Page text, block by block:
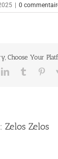
0
Choose Your
LinkedInTumblr
Zelos Zelos